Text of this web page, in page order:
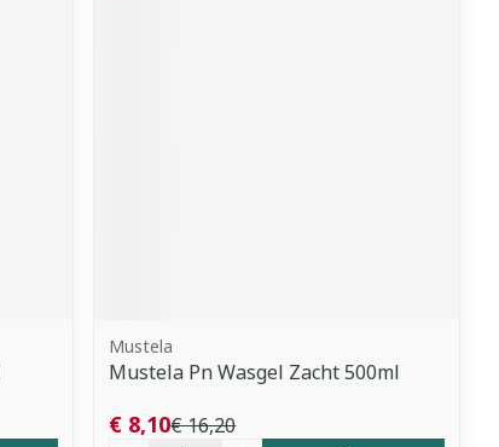
Mustela
Mustela Pn Wasgel Zacht 500ml
€ 16,20
€ 8,10